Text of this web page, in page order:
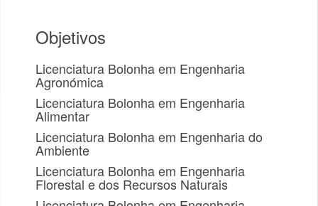
Objetivos
Licenciatura Bolonha em Engenharia
Agronómica
Licenciatura Bolonha em Engenharia
Alimentar
Licenciatura Bolonha em Engenharia do
Ambiente
Licenciatura Bolonha em Engenharia
Florestal e dos Recursos Naturais